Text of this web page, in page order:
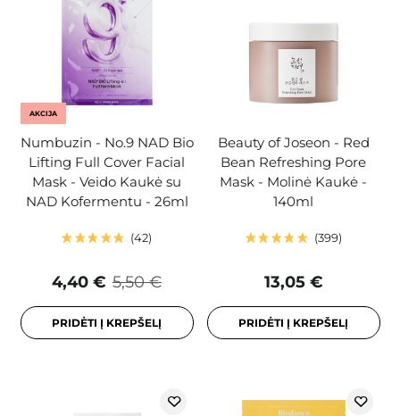
AKCIJA
Numbuzin - No.9 NAD Bio
Lifting Full Cover Facial
Mask - Veido Kaukė su
NAD Kofermentu - 26ml
42
5,50 €
4,40 €
PRIDĖTI Į KREPŠELĮ
Beauty of Joseon - Red
Bean Refreshing Pore
Mask - Molinė Kaukė -
140ml
399
13,05 €
PRIDĖTI Į KREPŠELĮ